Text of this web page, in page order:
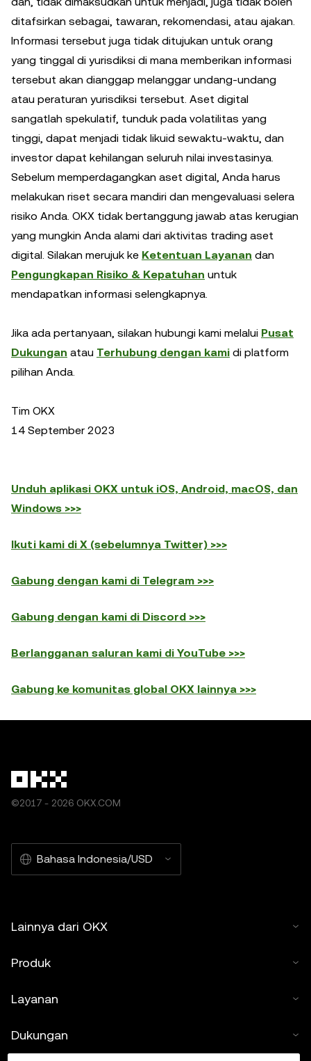
ditafsirkan sebagai, tawaran, rekomendasi, atau ajakan.
Informasi tersebut juga tidak ditujukan untuk orang
yang tinggal di yurisdiksi di mana memberikan informasi
tersebut akan dianggap melanggar undang-undang
atau peraturan yurisdiksi tersebut. Aset digital
sangatlah spekulatif, tunduk pada volatilitas yang
tinggi, dapat menjadi tidak likuid sewaktu-waktu, dan
investor dapat kehilangan seluruh nilai investasinya.
Sebelum memperdagangkan aset digital, Anda harus
melakukan riset secara mandiri dan mengevaluasi selera
risiko Anda. OKX tidak bertanggung jawab atas kerugian
yang mungkin Anda alami dari aktivitas trading aset
digital. Silakan merujuk ke Ketentuan Layanan dan
Pengungkapan Risiko & Kepatuhan untuk
mendapatkan informasi selengkapnya.
Jika ada pertanyaan, silakan hubungi kami melalui Pusat
Dukungan atau Terhubung dengan kami di platform
pilihan Anda.
Tim OKX
14 September 2023
Unduh aplikasi OKX untuk iOS, Android, macOS, dan
Windows >>>
Ikuti kami di X (sebelumnya Twitter) >>>
Gabung dengan kami di Telegram >>>
Gabung dengan kami di Discord >>>
Berlangganan saluran kami di YouTube >>>
Gabung ke komunitas global OKX lainnya >>>
©2017 - 2026 OKX.COM
Bahasa Indonesia/USD
Lainnya dari OKX
Produk
Layanan
Dukungan